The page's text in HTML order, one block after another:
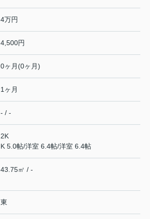
4万円
4,500円
0ヶ月(0ヶ月)
1ヶ月
- / -
2K
K 5.0帖/洋室 6.4帖/洋室 6.4帖
43.75㎡ / -
東